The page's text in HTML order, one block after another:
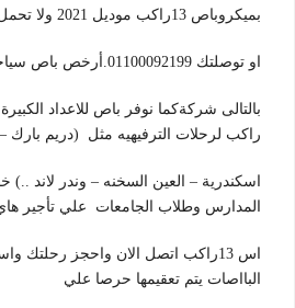
بميكروباص 13راكب موديل 2021 ولا تحمل هم نقلتك
او توصلتك 01100092199.أرخص باص سياحى
راكب لرحلات الترفيهيه مثل (دريم بارك
اسكندرية – العين السخنه – وندر لاند
المدارس وطلاب الجامعات علي تأجير
اس 13راكب اتصل الان واحجز رحلتك
البااصات يتم تعقيمها حرصا علي